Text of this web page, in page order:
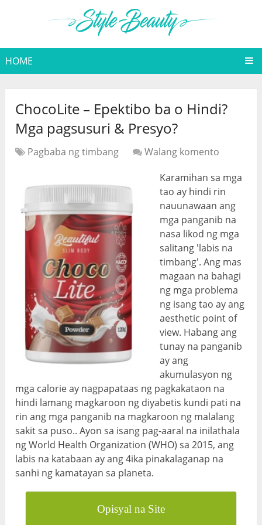
HOME
ChocoLite – Epektibo ba o Hindi?
Mga pagsusuri & Presyo?
Pagbaba ng timbang
Walang komento
Karamihan sa mga
tao ay hindi rin
nauunawaan ang
mga panganib na
nasa likod ng mga
salitang 'labis na
timbang'. Ang mas
magaan na bahagi
ng mga problema
ng isang tao ay ang
aesthetic point of
view. Habang ang
tunay na panganib
ay ang
akumulasyon ng
mga calorie ay nagpapataas ng pagkakataon na
hindi lamang magkaroon ng diyabetis kundi pati na
rin ang mga panganib na magkaroon ng malalang
sakit sa puso.. Ayon sa isang pag-aaral na inilathala
ng World Health Organization (WHO) sa 2015, ang
labis na katabaan ay ang 4ika pinakalaganap na
sanhi ng kamatayan sa planeta.
Opisyal na Site